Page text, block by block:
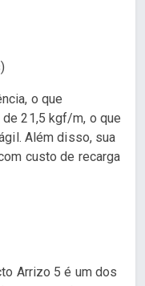
o que
21,5 kgf/m, o que
Além disso, sua
custo de recarga
Arrizo 5 é um dos